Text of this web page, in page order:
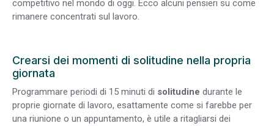
competitivo nel mondo di oggi. Ecco alcuni pensieri su come
rimanere concentrati sul lavoro.
Crearsi dei momenti di solitudine nella propria
giornata
Programmare periodi di 15 minuti di solitudine durante le
proprie giornate di lavoro, esattamente come si farebbe per
una riunione o un appuntamento, è utile a ritagliarsi dei